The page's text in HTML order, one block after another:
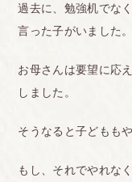
過去に、勉強机でな
言った子がいました。
お母さんは要望に応
しました。
そうなると子どもも
もし、それでやれな